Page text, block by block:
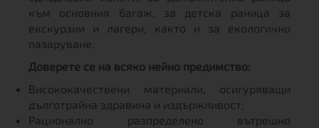
към основния багаж, за детска раница за
екскурзии и лагери, както и за екологично
пазаруване.
Доверете се на всяко нейно предимство:
Висококачествени материали, осигуряващи
дълготрайна здравина и издържливост;
Рационално разпределено вътрешно